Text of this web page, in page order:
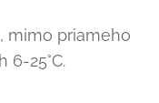
mimo priameho
6-25°C.